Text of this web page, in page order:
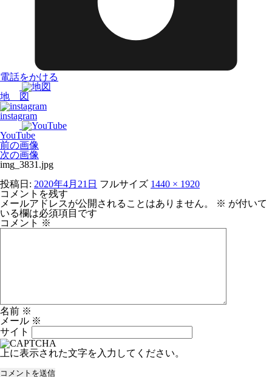
電話をかける
地 図
instagram
YouTube
前の画像
次の画像
img_3831.jpg
投稿日: 2020年4月21日 フルサイズ 1440 × 1920
コメントを残す
メールアドレスが公開されることはありません。
※ が付いて
いる欄は必須項目です
コメント ※
名前 ※
メール ※
サイト
上に表示された文字を入力してください。